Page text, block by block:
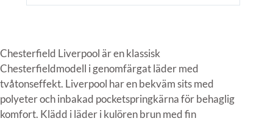
Chesterfield Liverpool är en klassisk
Chesterfieldmodell i genomfärgat läder med
tvåtonseffekt. Liverpool har en bekväm sits med
polyeter och inbakad pocketspringkärna för behaglig
komfort. Klädd i läder i kulören brun med fin